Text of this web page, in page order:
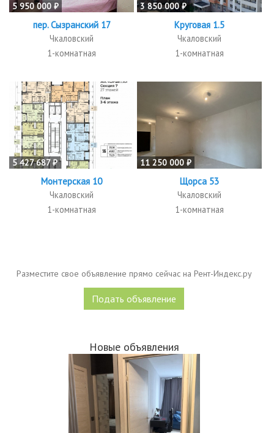
5 950 000 ₽
пер. Сызранский 17
Чкаловский
1-комнатная
3 850 000 ₽
Круговая 1.5
Чкаловский
1-комнатная
5 427 687 ₽
Монтерская 10
Чкаловский
1-комнатная
11 250 000 ₽
Щорса 53
Чкаловский
1-комнатная
Разместите свое объявление прямо сейчас на Рент-Индекс.ру
Подать объявление
Новые объявления